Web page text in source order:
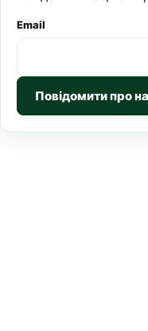
Email
Повідомити про